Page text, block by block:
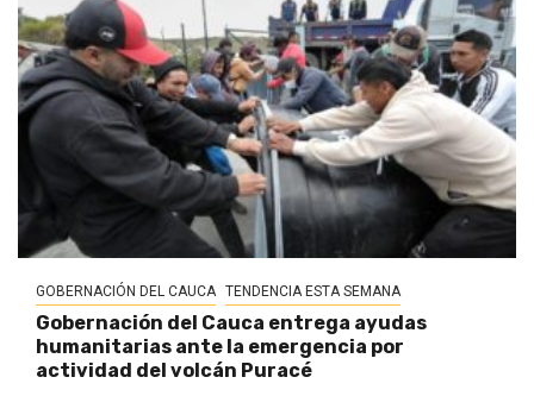
GOBERNACIÓN DEL CAUCA TENDENCIA ESTA SEMANA
Gobernación del Cauca entrega ayudas
humanitarias ante la emergencia por
actividad del volcán Puracé